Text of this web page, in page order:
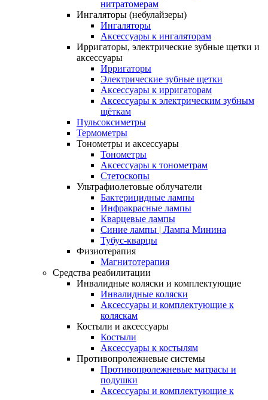
нитратомерам
Ингаляторы (небулайзеры)
Ингаляторы
Аксессуары к ингаляторам
Ирригаторы, электрические зубные щетки и
аксессуары
Ирригаторы
Электрические зубные щетки
Аксессуары к ирригаторам
Аксессуары к электрическим зубным
щёткам
Пульсоксиметры
Термометры
Тонометры и аксессуары
Тонометры
Аксессуары к тонометрам
Стетоскопы
Ультрафиолетовые облучатели
Бактерицидные лампы
Инфракрасные лампы
Кварцевые лампы
Синие лампы | Лампа Минина
Тубус-кварцы
Физиотерапия
Магнитотерапия
Средства реабилитации
Инвалидные коляски и комплектующие
Инвалидные коляски
Аксессуары и комплектующие к
коляскам
Костыли и аксессуары
Костыли
Аксессуары к костылям
Противопролежневые системы
Противопролежневые матрасы и
подушки
Аксессуары и комплектующие к